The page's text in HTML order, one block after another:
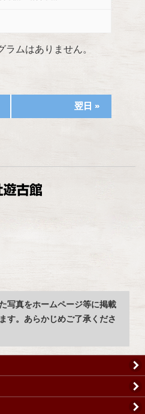
ムはありません。
翌日 »
写真をホームページ等に掲載
す。あらかじめご了承くださ